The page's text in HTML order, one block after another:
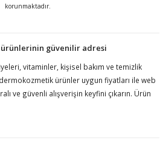
korunmaktadır.
ürünlerinin güvenilir adresi
vitaminler, kişisel bakım ve temizlik
ürünler uygun fiyatları ile web
ve güvenli alışverişin keyfini çıkarın. Ürün
kullanım amacı, fayda, etki vb ifadelere